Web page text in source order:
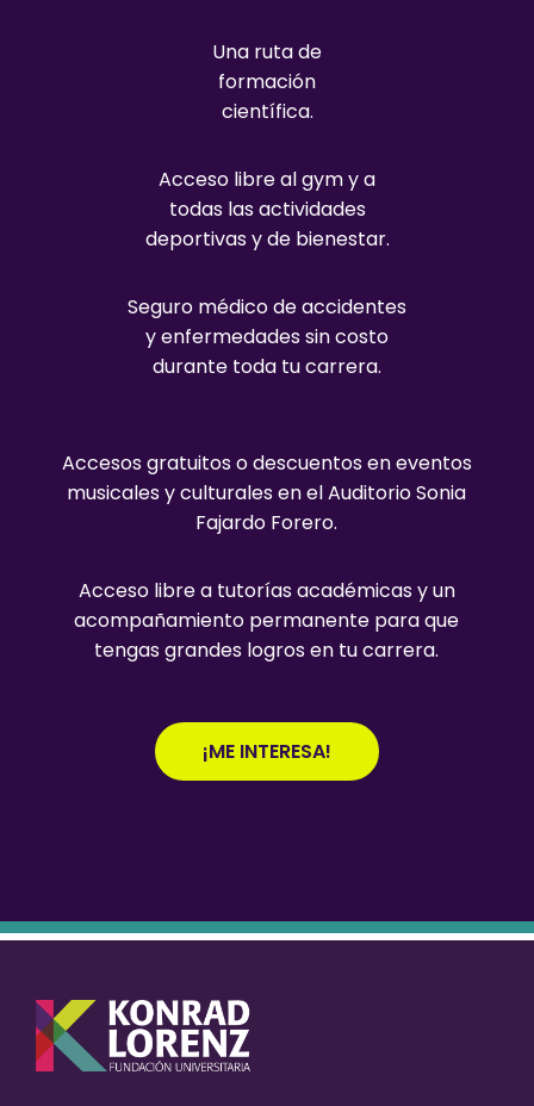
Una ruta de
formación
científica.
Acceso libre al gym y a
todas las actividades
deportivas y de bienestar.
Seguro médico de accidentes
y enfermedades sin costo
durante toda tu carrera.
Accesos gratuitos o descuentos en eventos
musicales y culturales en el Auditorio Sonia
Fajardo Forero.
Acceso libre a tutorías académicas y un
acompañamiento permanente para que
tengas grandes logros en tu carrera.
¡ME INTERESA!